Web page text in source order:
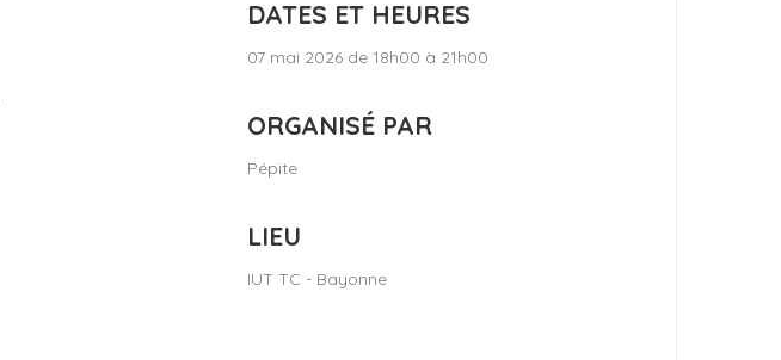
DATES ET HEURES
07 mai 2026 de 18h00 à 21h00
ORGANISÉ PAR
Pépite
LIEU
IUT TC - Bayonne